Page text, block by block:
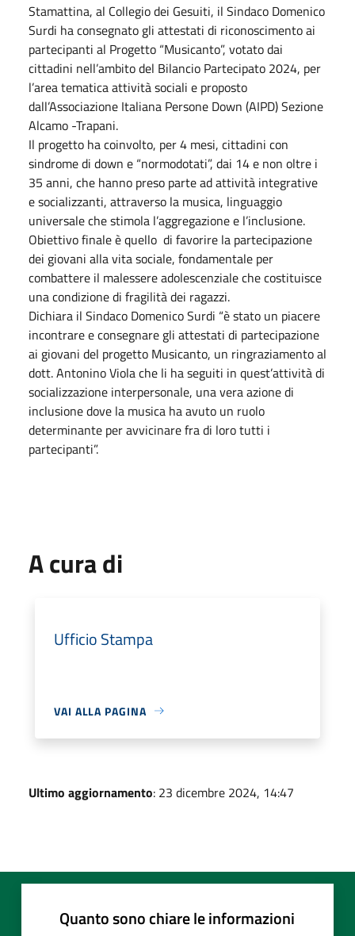
Stamattina, al Collegio dei Gesuiti, il Sindaco Domenico
Surdi ha consegnato gli attestati di riconoscimento ai
partecipanti al Progetto “Musicanto”, votato dai
cittadini nell’ambito del Bilancio Partecipato 2024, per
l’area tematica attività sociali e proposto
dall’Associazione Italiana Persone Down (AIPD) Sezione
Alcamo -Trapani.
Il progetto ha coinvolto, per 4 mesi, cittadini con
sindrome di down e “normodotati”, dai 14 e non oltre i
35 anni, che hanno preso parte ad attività integrative
e socializzanti, attraverso la musica, linguaggio
universale che stimola l’aggregazione e l’inclusione.
Obiettivo finale è quello di favorire la partecipazione
dei giovani alla vita sociale, fondamentale per
combattere il malessere adolescenziale che costituisce
una condizione di fragilità dei ragazzi.
Dichiara il Sindaco Domenico Surdi “è stato un piacere
incontrare e consegnare gli attestati di partecipazione
ai giovani del progetto Musicanto, un ringraziamento al
dott. Antonino Viola che li ha seguiti in quest’attività di
socializzazione interpersonale, una vera azione di
inclusione dove la musica ha avuto un ruolo
determinante per avvicinare fra di loro tutti i
partecipanti”.
A cura di
Ufficio Stampa
VAI ALLA PAGINA
Ultimo aggiornamento: 23 dicembre 2024, 14:47
Quanto sono chiare le informazioni